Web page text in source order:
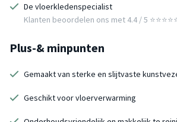
De vloerkledenspecialist
Klanten beoordelen ons met 4.4 / 5
Plus-& minpunten
Gemaakt van sterke en slijtvaste
Geschikt voor vloerverwarming